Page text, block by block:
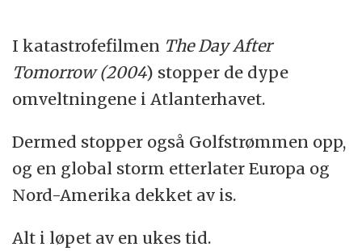
I katastrofefilmen The Day After
Tomorrow (2004) stopper de dype
omveltningene i Atlanterhavet.
Dermed stopper også Golfstrømmen opp,
og en global storm etterlater Europa og
Nord-Amerika dekket av is.
Alt i løpet av en ukes tid.